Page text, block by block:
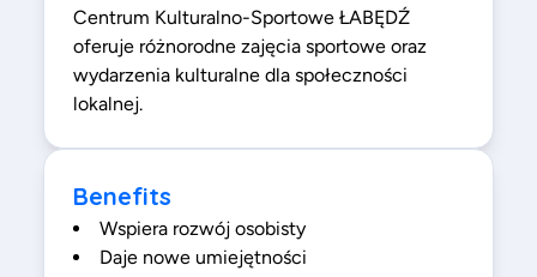
Centrum Kulturalno-Sportowe ŁABĘDŹ
oferuje różnorodne zajęcia sportowe oraz
wydarzenia kulturalne dla społeczności
lokalnej.
Benefits
Wspiera rozwój osobisty
Daje nowe umiejętności